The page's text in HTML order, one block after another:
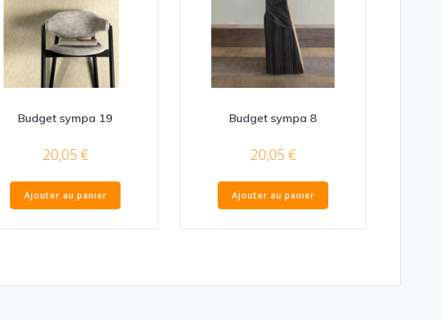
Budget sympa 19
20,05 €
Ajouter au panier
Budget sympa 8
20,05 €
Ajouter au panier